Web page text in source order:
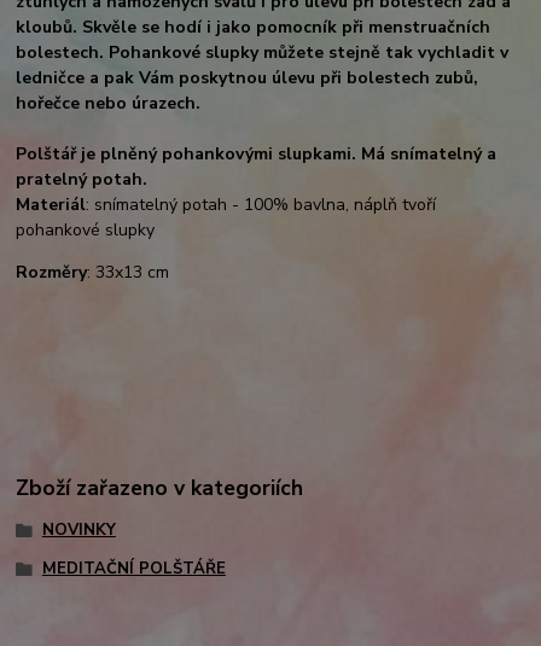
kloubů. Skvěle se hodí i jako pomocník při menstruačních
bolestech. Pohankové slupky můžete stejně tak vychladit v
ledničce a pak Vám poskytnou úlevu při bolestech zubů,
hořečce nebo úrazech.
Polštář je plněný pohankovými slupkami. Má snímatelný a
pratelný potah.
Materiál: snímatelný potah - 100% bavlna, náplň tvoří
pohankové slupky
Rozměry: 33x13 cm
Zboží zařazeno v kategoriích
NOVINKY
MEDITAČNÍ POLŠTÁŘE